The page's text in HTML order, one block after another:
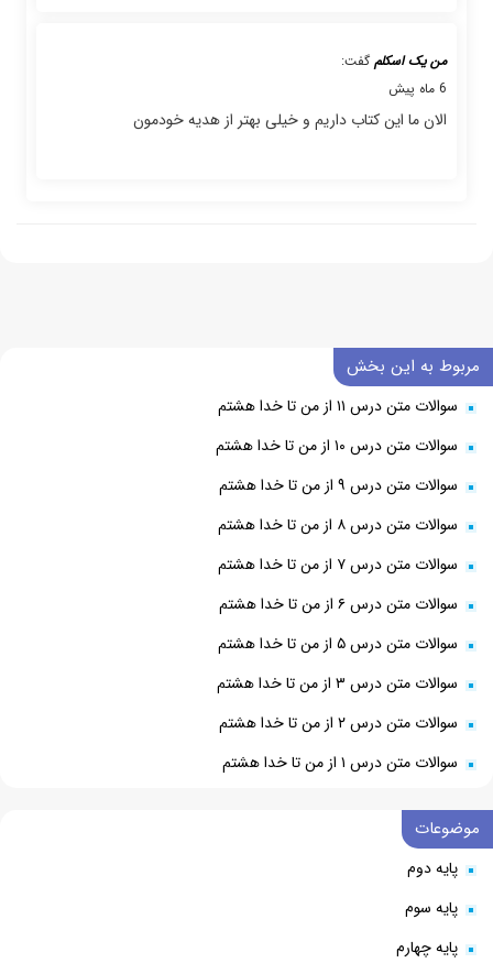
من یک اسکلم گفت:
6 ماه پیش
الان ما این کتاب داریم و خیلی بهتر از هدیه خودمون
مربوط به این بخش
سوالات متن درس ۱۱ از من تا خدا هشتم
سوالات متن درس ۱۰ از من تا خدا هشتم
سوالات متن درس ۹ از من تا خدا هشتم
سوالات متن درس ۸ از من تا خدا هشتم
سوالات متن درس ۷ از من تا خدا هشتم
سوالات متن درس ۶ از من تا خدا هشتم
سوالات متن درس ۵ از من تا خدا هشتم
سوالات متن درس ۳ از من تا خدا هشتم
سوالات متن درس ۲ از من تا خدا هشتم
سوالات متن درس ۱ از من تا خدا هشتم
موضوعات
پایه دوم
پایه سوم
پایه چهارم